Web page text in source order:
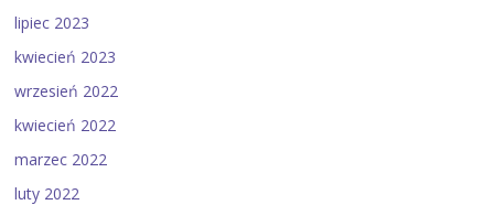
lipiec 2023
kwiecień 2023
wrzesień 2022
kwiecień 2022
marzec 2022
luty 2022